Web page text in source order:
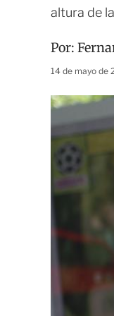
altura de
Por:
14 de mayo de